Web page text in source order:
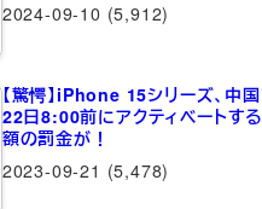
2024-09-10 (5,912)
【驚愕】iPhone 15シリーズ、中
22日8:00前にアクティベートす
額の罰金が！
2023-09-21 (5,478)